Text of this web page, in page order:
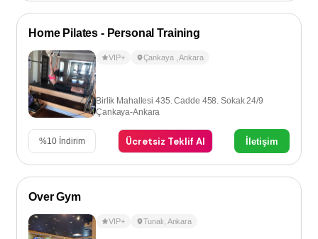
Home Pilates - Personal Training
VIP+ Çankaya ,Ankara
Birlik Mahallesi 435. Cadde 458. Sokak 24/9
Çankaya-Ankara
%10 İndirim Ücretsiz Teklif Al İletişim
Over Gym
VIP+ Tunalı Ankara